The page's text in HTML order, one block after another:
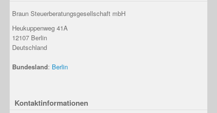
Braun Steuerberatungsgesellschaft mbH
Heukuppenweg 41A
12107 Berlin
Deutschland
Bundesland: Berlin
Kontaktinformationen